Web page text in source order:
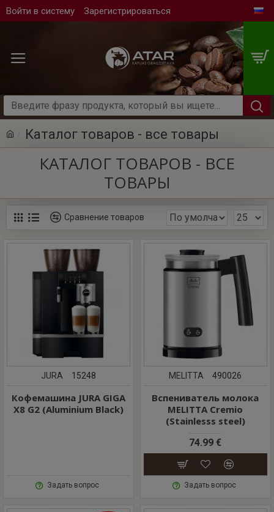
Войти в систему Зарегистрироваться
Каталог товаров - все товары
КАТАЛОГ ТОВАРОВ - ВСЕ
ТОВАРЫ
Сравнение товаров
JURA 15248
Кофемашина JURA GIGA
X8 G2 (Aluminium Black)
Задать вопрос
MELITTA 490026
Вспениватель молока
MELITTA Cremio
(Stainlesss steel)
74.99 €
Задать вопрос